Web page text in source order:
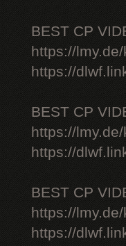
BEST CP
https://
https://
BEST CP
https://
https://
BEST CP
https://
https://